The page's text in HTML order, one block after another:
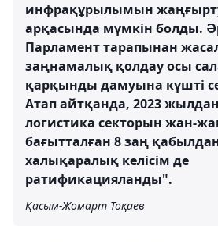
инфрақұрылымын
арқасында мүмкін болды.
Парламент тарапынан
заңнамалық қолдау осы
қарқынды дамуына күшті
Атап айтқанда, 2023 жылдан
логистика секторын жан-
бағытталған 8 заң
халықаралық келісім де
ратификацияланды".
Қасым-Жомарт Тоқаев